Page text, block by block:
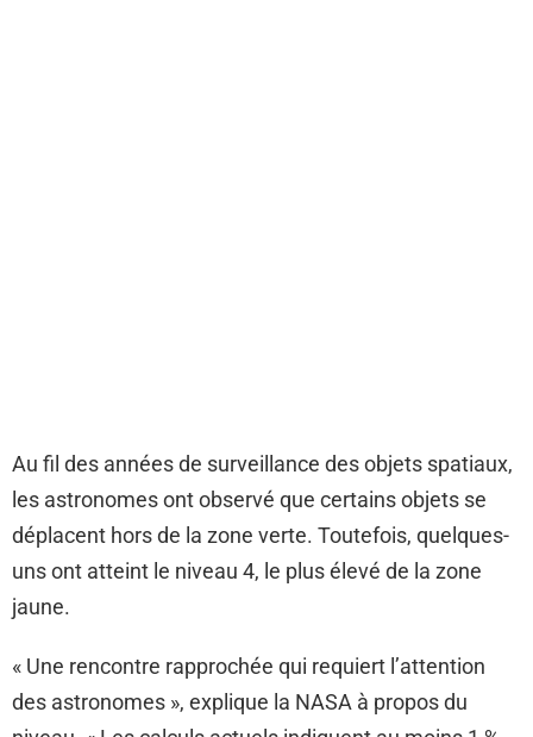
Au fil des années de surveillance des objets spatiaux,
les astronomes ont observé que certains objets se
déplacent hors de la zone verte. Toutefois, quelques-
uns ont atteint le niveau 4, le plus élevé de la zone
jaune.
« Une rencontre rapprochée qui requiert l’attention
des astronomes », explique la NASA à propos du